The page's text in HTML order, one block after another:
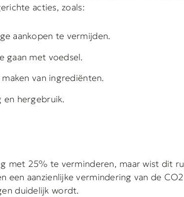
acties, zoals:
aankopen te vermijden.
gaan met voedsel.
van ingrediënten.
en hergebruik.
met 25% te verminderen, maar wist dit
een aanzienlijke vermindering van de
duidelijk wordt.